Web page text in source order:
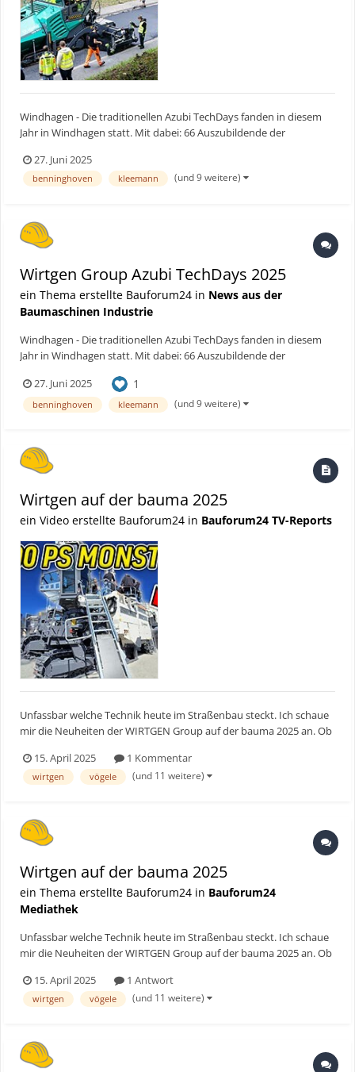
Windhagen - Die traditionellen Azubi TechDays fanden in diesem
Jahr in Windhagen statt. Mit dabei: 66 Auszubildende der
Benninghoven. Im Fokus stand ein reales Straßenbauprojekt
inklusive Bordsteinbau und der Sanierung eines 450 Meter langen
27. Juni 2025
benninghoven kleemann (und 9 weitere)
Wirtgen Group Azubi TechDays 2025
ein Thema erstellte Bauforum24 in News aus der
Baumaschinen Industrie
Windhagen - Die traditionellen Azubi TechDays fanden in diesem
Jahr in Windhagen statt. Mit dabei: 66 Auszubildende der
Benninghoven. Im Fokus stand ein reales Straßenbauprojekt
inklusive Bordsteinbau und der Sanierung eines 450 Meter langen
27. Juni 2025 1
benninghoven kleemann (und 9 weitere)
Wirtgen auf der bauma 2025
ein Video erstellte Bauforum24 in Bauforum24 TV-Reports
Unfassbar welche Technik heute im Straßenbau steckt. Ich schaue
mir die Neuheiten der WIRTGEN Group auf der bauma 2025 an. Ob
Straßenfertiger! ► Bauforum24 TV Youtube Kanal
15. April 2025 1 Kommentar
wirtgen vögele (und 11 weitere)
Wirtgen auf der bauma 2025
ein Thema erstellte Bauforum24 in Bauforum24
Mediathek
Unfassbar welche Technik heute im Straßenbau steckt. Ich schaue
mir die Neuheiten der WIRTGEN Group auf der bauma 2025 an. Ob
Straßenfertiger! ► Bauforum24 TV Youtube Kanal Hier geht's zum
vollständigen Beitrag
15. April 2025 1 Antwort
wirtgen vögele (und 11 weitere)